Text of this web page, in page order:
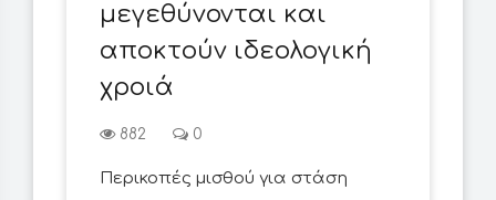
μεγεθύνονται και
αποκτούν ιδεολογική
χροιά
882 0
Περικοπές μισθού για στάση